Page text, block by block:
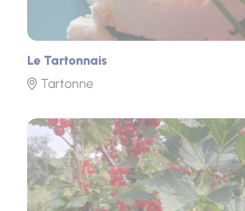
Le Tartonnais
Tartonne
Photo